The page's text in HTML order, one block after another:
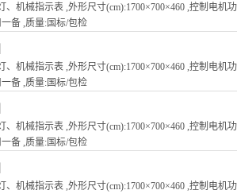
机械指示表 ,外形尺寸(cm):1700×700×460 ,控制电机
备 ,质量:国标/包检
机械指示表 ,外形尺寸(cm):1700×700×460 ,控制电机
备 ,质量:国标/包检
机械指示表 ,外形尺寸(cm):1700×700×460 ,控制电机
备 ,质量:国标/包检
机械指示表 ,外形尺寸(cm):1700×700×460 ,控制电机